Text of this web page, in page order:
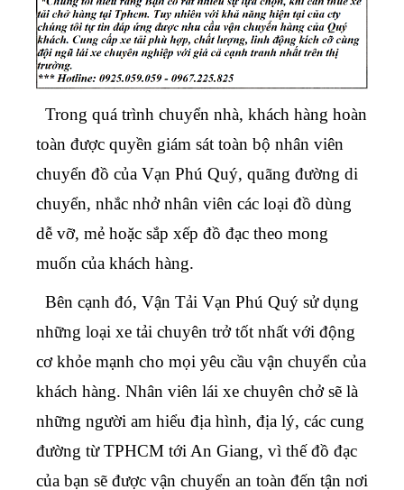
Trong quá trình chuyển nhà, khách hàng hoàn
toàn được quyền giám sát toàn bộ nhân viên
chuyển đồ của Vạn Phú Quý, quãng đường di
chuyển, nhắc nhở nhân viên các loại đồ dùng
dễ vỡ, mẻ hoặc sắp xếp đồ đạc theo mong
muốn của khách hàng.
Bên cạnh đó, Vận Tải Vạn Phú Quý sử dụng
những loại xe tải chuyên trở tốt nhất với động
cơ khỏe mạnh cho mọi yêu cầu vận chuyển của
khách hàng. Nhân viên lái xe chuyên chở sẽ là
những người am hiểu địa hình, địa lý, các cung
đường từ TPHCM tới An Giang, vì thế đồ đạc
của bạn sẽ được vận chuyển an toàn đến tận nơi